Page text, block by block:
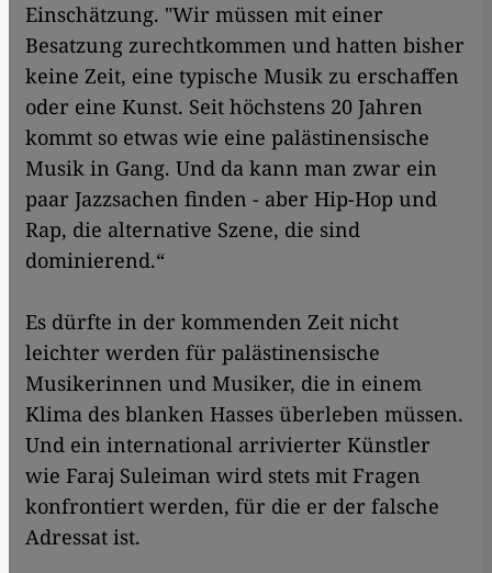
Einschätzung. "Wir müssen mit einer
Besatzung zurechtkommen und hatten bisher
keine Zeit, eine typische Musik zu erschaffen
oder eine Kunst. Seit höchstens 20 Jahren
kommt so etwas wie eine palästinensische
Musik in Gang. Und da kann man zwar ein
paar Jazzsachen finden - aber Hip-Hop und
Rap, die alternative Szene, die sind
dominierend.“
Es dürfte in der kommenden Zeit nicht
leichter werden für palästinensische
Musikerinnen und Musiker, die in einem
Klima des blanken Hasses überleben müssen.
Und ein international arrivierter Künstler
wie Faraj Suleiman wird stets mit Fragen
konfrontiert werden, für die er der falsche
Adressat ist.